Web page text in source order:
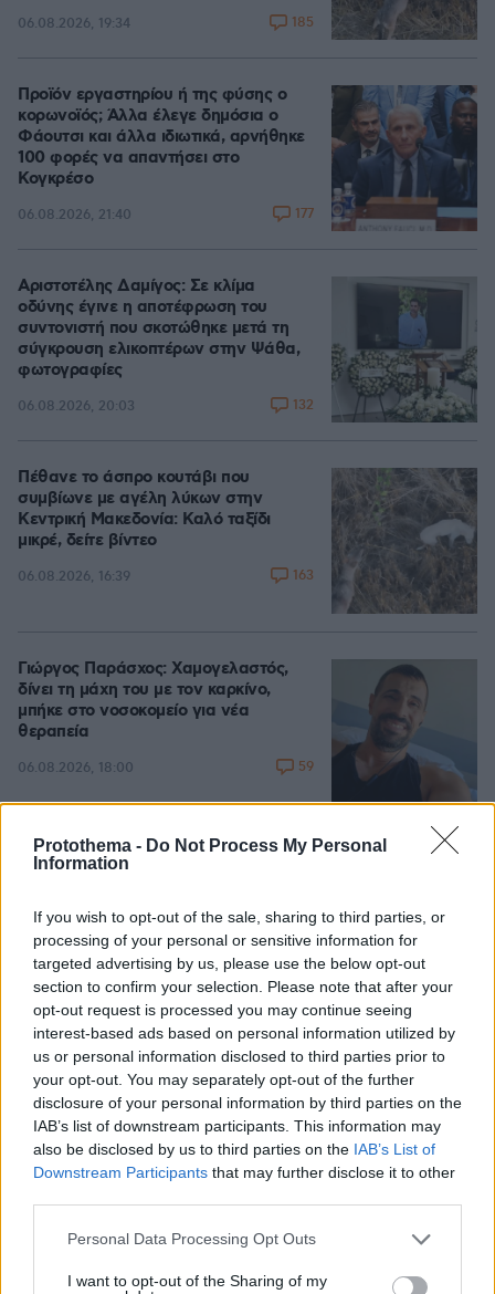
Protothema - Do Not Process My Personal
Information
If you wish to opt-out of the sale, sharing to third parties, or
processing of your personal or sensitive information for
targeted advertising by us, please use the below opt-out
section to confirm your selection. Please note that after your
opt-out request is processed you may continue seeing
interest-based ads based on personal information utilized by
us or personal information disclosed to third parties prior to
your opt-out. You may separately opt-out of the further
disclosure of your personal information by third parties on the
IAB’s list of downstream participants. This information may
also be disclosed by us to third parties on the IAB’s List of
Downstream Participants that may further disclose it to other
Please note that this website/app uses one or more Google
not limited to your visit or usage behaviour. You may click to
Personal Data Processing Opt Outs
I want to opt-out of the Sharing of my
06.08.2026, 19:34 185
Προϊόν εργαστηρίου ή της φύσης ο
κορωνοϊός; Άλλα έλεγε δημόσια ο
Φάουτσι και άλλα ιδιωτικά, αρνήθηκε
100 φορές να απαντήσει στο
Κογκρέσο
06.08.2026, 21:40 177
Αριστοτέλης Δαμίγος: Σε κλίμα
οδύνης έγινε η αποτέφρωση του
συντονιστή που σκοτώθηκε μετά τη
σύγκρουση ελικοπτέρων στην Ψάθα,
φωτογραφίες
06.08.2026, 20:03 132
Πέθανε το άσπρο κουτάβι που
συμβίωνε με αγέλη λύκων στην
Κεντρική Μακεδονία: Καλό ταξίδι
μικρέ, δείτε βίντεο
06.08.2026, 16:39 163
Γιώργος Παράσχος: Χαμογελαστός,
δίνει τη μάχη του με τον καρκίνο,
μπήκε στο νοσοκομείο για νέα
θεραπεία
06.08.2026, 18:00 59
Για πέμπτη συνεχόμενη χρονιά στο
τις ιστορίες τους
06.08.2026, 17:38 22
Games